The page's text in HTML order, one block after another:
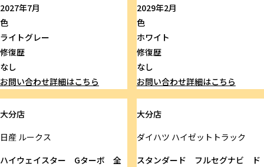
2027年7月
色
ライトグレー
修復歴
なし
お問い合わせ詳細はこちら
2029年2月
色
ホワイト
修復歴
なし
お問い合わせ詳細はこちら
大分店
日産 ルークス
ハイウェイスター Gターボ 全
大分店
ダイハツ ハイゼットトラック
スタンダード フルセグナビ ド